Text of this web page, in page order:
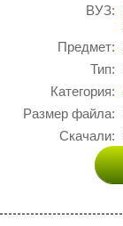
ВУЗ:
Предмет:
Тип:
Категория:
Размер файла:
Скачали: